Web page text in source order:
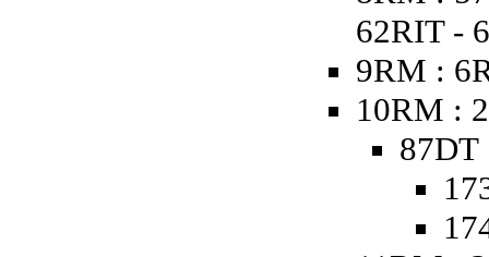
62RIT -
9RM :
10RM :
87DT